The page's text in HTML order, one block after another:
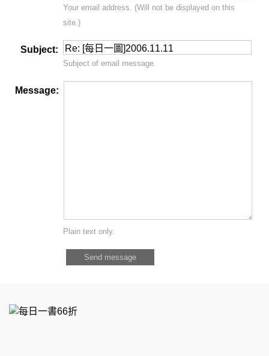
Your email address. (Will notbe displayed on this
site.)
Subject:
Subject of email message.
Message:
Plain text only.